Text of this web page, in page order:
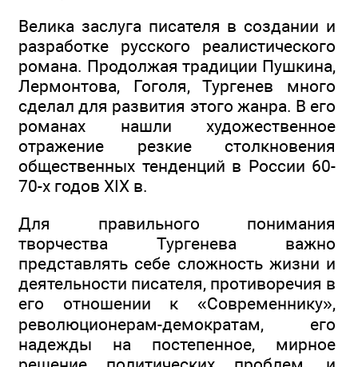
Велика заслуга писателя в создании и
разработке русского реалистического
романа. Продолжая традиции Пушкина,
Лермонтова, Гоголя, Тургенев много
сделал для развития этого жанра. В его
романах нашли художественное
отражение резкие столкновения
общественных тенденций в России 60-
70-х годов XIX в.
Для правильного понимания
творчества Тургенева важно
представлять себе сложность жизни и
деятельности писателя, противоречия в
его отношении к «Современнику»,
революционерам-демократам, его
надежды на постепенное, мирное